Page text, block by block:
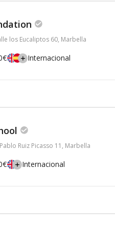
los Eucaliptos 60, Marbella
Internacional
Ruiz Picasso 11, Marbella
Internacional